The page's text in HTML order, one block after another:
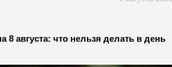
августа: что нельзя делать в день